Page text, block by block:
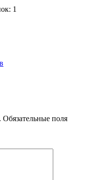
1
Обязательные поля